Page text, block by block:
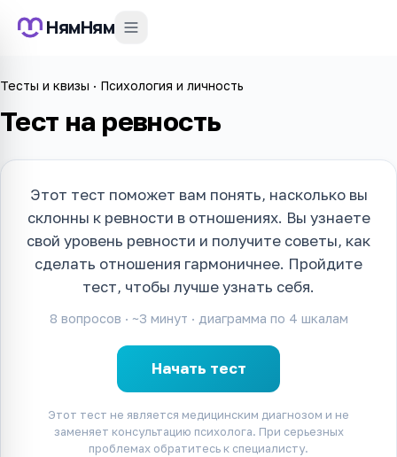
НямНям
Тесты и квизы · Психология и личность
Тест на ревность
Этот тест поможет вам понять, насколько вы
склонны к ревности в отношениях. Вы узнаете
свой уровень ревности и получите советы, как
сделать отношения гармоничнее. Пройдите
тест, чтобы лучше узнать себя.
8 вопросов · ~3 минут · диаграмма по 4 шкалам
Начать тест
Этот тест не является медицинским диагнозом и не
заменяет консультацию психолога. При серьезных
проблемах обратитесь к специалисту.